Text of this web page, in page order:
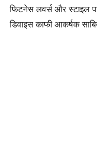
फिटनेस लवर्स और स्टाइल
डिवाइस काफी आकर्षक